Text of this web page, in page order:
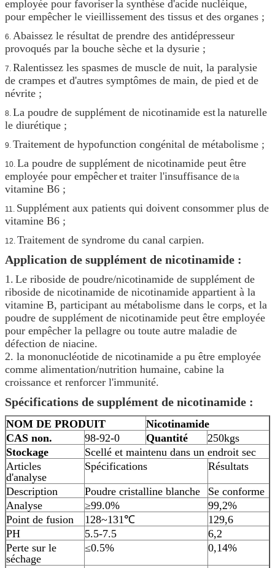
employée pour favoriserla synthèse d'acide nucléique,
pour empêcher le vieillissement des tissus et des organes ;
6. Abaissez le résultat de prendre des antidépresseur
provoqués par la bouche sèche et la dysurie ;
7. Ralentissez les spasmes de muscle de nuit, la paralysie
de crampes et d'autres symptômes de main, de pied et de
névrite ;
8. La poudre de supplément de nicotinamide estla naturelle
le diurétique ;
9. Traitement de hypofunction congénital de métabolisme ;
10. La poudre de supplément de nicotinamide peut être
employée pour empêcheret traiter l'insuffisance de la
vitamine B6 ;
11. Supplément aux patients qui doivent consommer plus de
vitamine B6 ;
12. Traitement de syndrome du canal carpien.
Application de supplément de nicotinamide :
1. Le riboside de poudre/nicotinamide de supplément de
riboside de nicotinamide de nicotinamide appartient à la
vitamine B, participant au métabolisme dans le corps, et la
poudre de supplément de nicotinamide peut être employée
pour empêcher la pellagre ou toute autre maladie de
défection de niacine.
2. la mononucléotide de nicotinamide a pu être employée
comme alimentation/nutrition humaine, cabine la
croissance et renforcer l'immunité.
Spécifications de supplément de nicotinamide :
NOM DE PRODUIT
Nicotinamide
CAS non.
98-92-0 Quantité
250kgs
Stockage
Scellé et maintenu dans un endroit sec
Articles
d'analyse
Spécifications Résultats
Description Poudre cristalline blanche
Se conforme
Analyse
≥99.0%
99,2%
Point de fusion
128~131℃
129,6
PH
5.5-7.5
6,2
Perte sur le
séchage
≤0.5% 0,14%